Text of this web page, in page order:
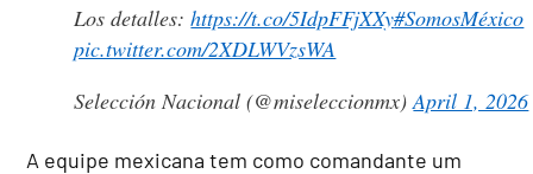
Los detalles:https://t.co/5IdpFFjXXy#SomosMéxico
pic.twitter.com/2XDLWVzsWA
Selección Nacional (@miseleccionmx)April 1, 2026
A equipe mexicana tem como comandante um